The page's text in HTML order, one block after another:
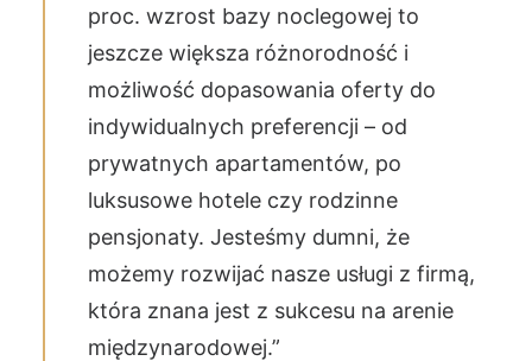
proc. wzrost bazy noclegowej to
jeszcze większa różnorodność i
możliwość dopasowania oferty do
indywidualnych preferencji – od
prywatnych apartamentów, po
luksusowe hotele czy rodzinne
pensjonaty. Jesteśmy dumni, że
możemy rozwijać nasze usługi z firmą,
która znana jest z sukcesu na arenie
międzynarodowej.”